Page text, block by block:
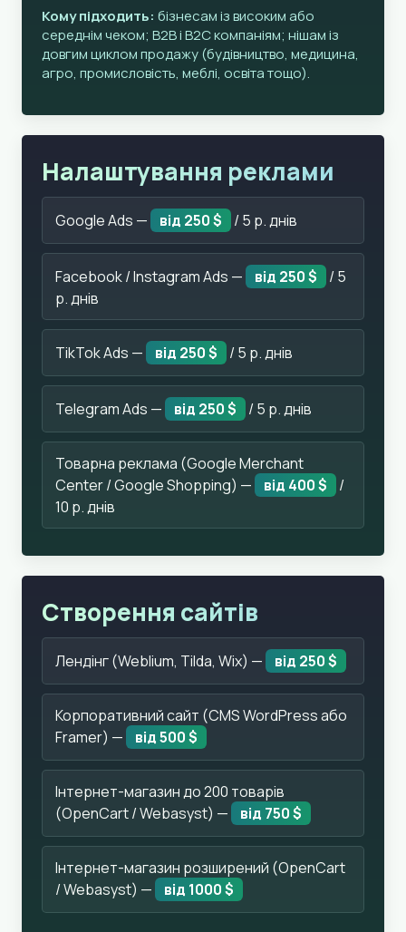
Кому підходить: бізнесам із високим або
середнім чеком; B2B і B2C компаніям; нішам із
довгим циклом продажу (будівництво, медицина,
агро, промисловість, меблі, освіта тощо).
Налаштування реклами
Google Ads — від 250 $ / 5 р. днів
Facebook / Instagram Ads — від 250 $
/ 5
р. днів
TikTok Ads — від 250 $ / 5 р. днів
Telegram Ads — від 250 $ / 5 р. днів
Товарна реклама (Google Merchant
Center / Google Shopping) —
від 400 $
/
10 р. днів
Створення сайтів
Лендінг (Weblium, Tilda, Wix) — від 250 $
Корпоративний сайт (CMS WordPress або
Framer) —
від 500 $
Інтернет-магазин до 200 товарів
(OpenCart / Webasyst) —
від 750 $
Інтернет-магазин розширений (OpenCart
/ Webasyst) —
від 1000 $